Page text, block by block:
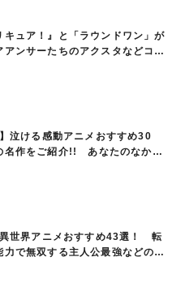
キュア！』と「ラウンドワン」が
ンサーたちのアクスタなどコラ
泣ける感動アニメおすすめ30
作をご紹介!! あなたのなかの
異世界アニメおすすめ43選！ 転
力で無双する主人公最強などの人